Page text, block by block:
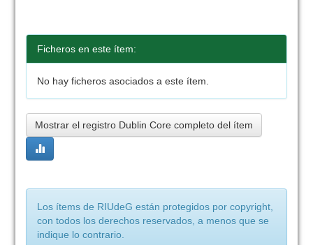
Ficheros en este ítem:
No hay ficheros asociados a este ítem.
Mostrar el registro Dublin Core completo del ítem
Los ítems de RIUdeG están protegidos por copyright,
con todos los derechos reservados, a menos que se
indique lo contrario.